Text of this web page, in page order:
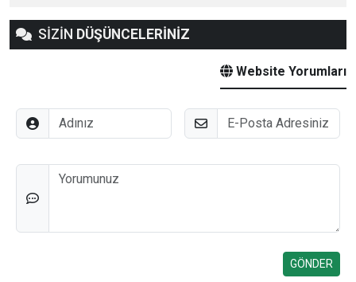
SİZİN DÜŞÜNCELERİNİZ
Website Yorumları
Adınız E-Posta
Düşünceleriniz